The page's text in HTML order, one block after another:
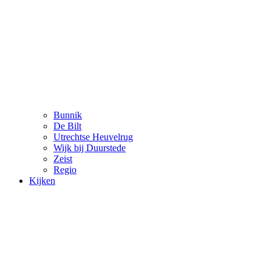
Bunnik
De Bilt
Utrechtse Heuvelrug
Wijk bij Duurstede
Zeist
Regio
Kijken